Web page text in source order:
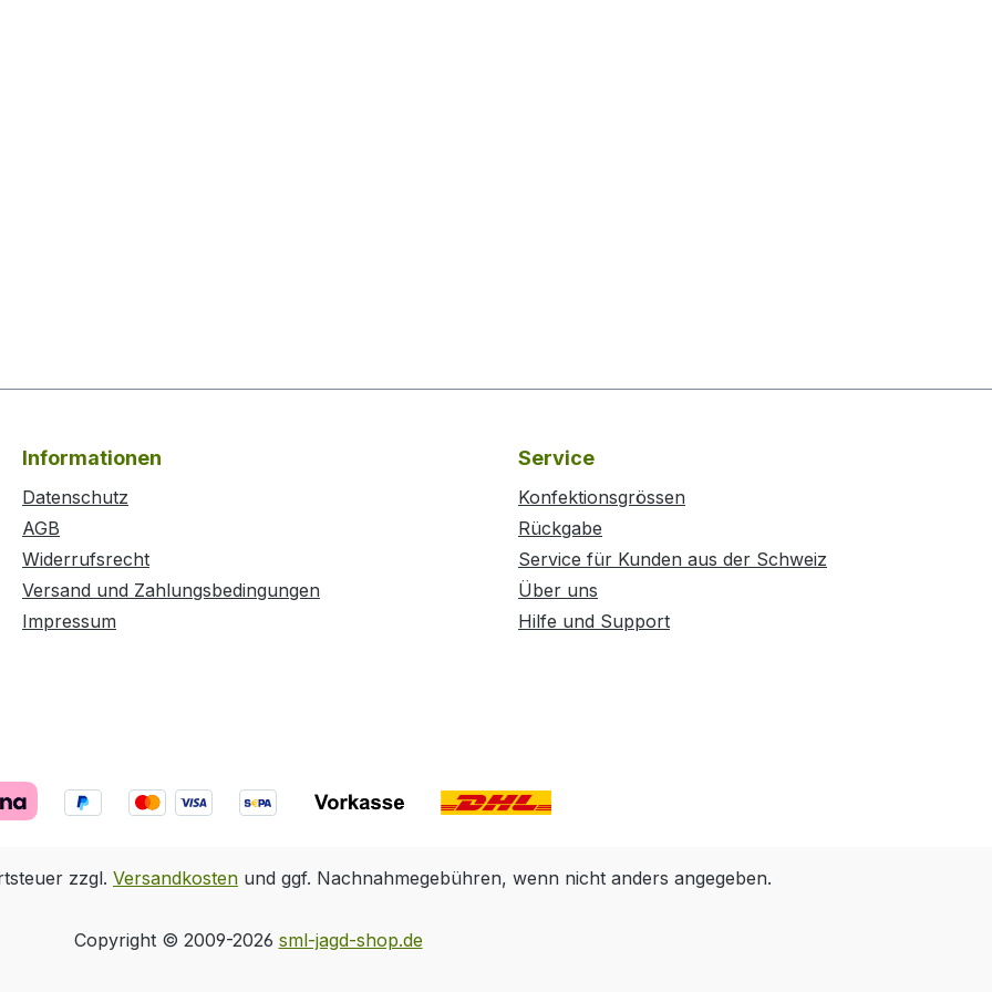
Informationen
Datenschutz
AGB
Widerrufsrecht
Versand und Zahlungsbedingungen
Impressum
Service
Konfektionsgrössen
Rückgabe
Service für Kunden aus der Schweiz
Über uns
Hilfe und Support
zzgl. Versandkosten und ggf. Nachnahmegebühren, wenn nicht anders angegeben.
Copyright © 2009-2026 sml-jagd-shop.de